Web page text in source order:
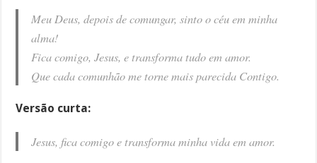
Meu Deus, depois de comungar, sinto o céu em minha
alma!
Fica comigo, Jesus, e transforma tudo em amor.
Que cada comunhão me torne mais parecida Contigo.
Versão curta:
Jesus, fica comigo e transforma minha vida em amor.